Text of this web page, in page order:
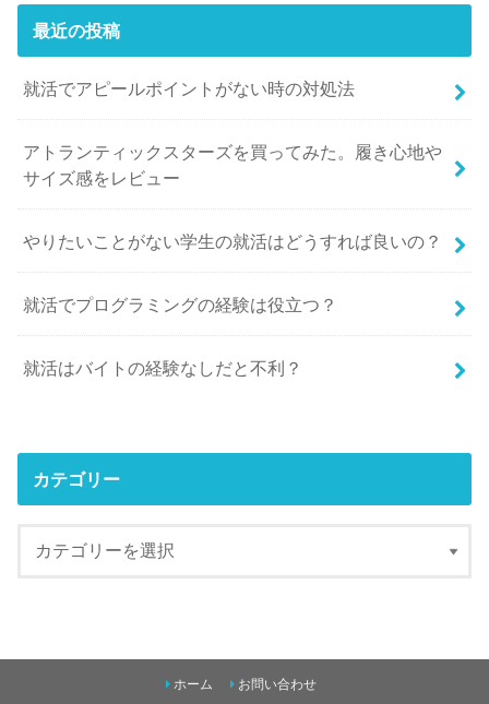
最近の投稿
就活でアピールポイントがない時の対処法
アトランティックスターズを買ってみた。履き心地や
サイズ感をレビュー
やりたいことがない学生の就活はどうすれば良いの？
就活でプログラミングの経験は役立つ？
就活はバイトの経験なしだと不利？
カテゴリー
ホーム お問い合わせ